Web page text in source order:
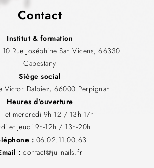
Contact
Institut & formation
10 Rue Joséphine San Vicens, 66330
Cabestany
Siège social
Victor Dalbiez, 66000 Perpignan
Heures d'ouverture
et mercredi 9h-12 / 13h-17h
et jeudi 9h-12h / 13h-20h
: 06.02.11.00.63
: contact@julinails.fr